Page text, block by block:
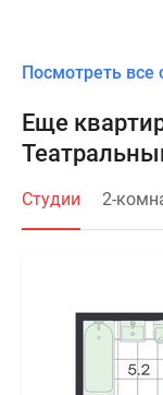
Посмотреть
Еще
Студии 2-